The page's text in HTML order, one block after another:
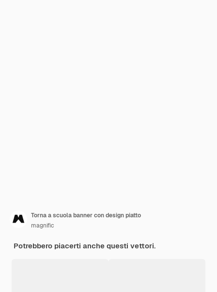
Torna a scuola banner con design piatto
magnific
Potrebbero piacerti anche questi vettori.